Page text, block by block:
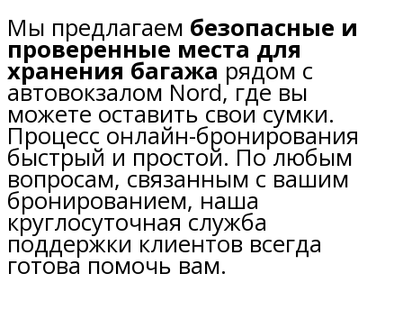
Мы предлагаем безопасные и
проверенные места для
хранения багажа рядом с
автовокзалом Nord, где вы
можете оставить свои сумки.
Процесс онлайн-бронирования
быстрый и простой. По любым
вопросам, связанным с вашим
бронированием, наша
круглосуточная служба
поддержки клиентов всегда
готова помочь вам.